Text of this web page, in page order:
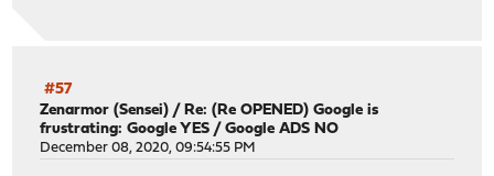
#57
Zenarmor (Sensei) /Re: (Re OPENED) Google is
frustrating: Google YES / Google ADS NO
December 08, 2020, 09:54:55 PM